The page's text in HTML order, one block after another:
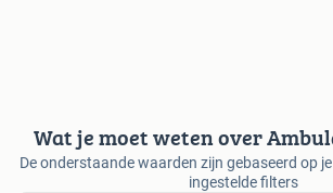
Wat je moet weten over
De onderstaande waarden zijn gebaseerd op
ingestelde filters